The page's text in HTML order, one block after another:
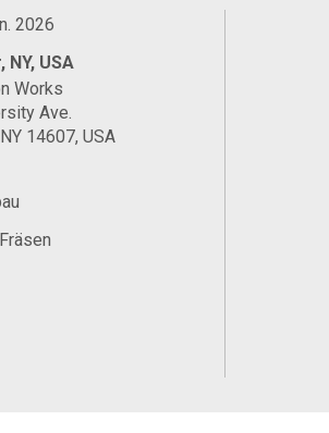
2026
USA
Works
Ave.
14607, USA